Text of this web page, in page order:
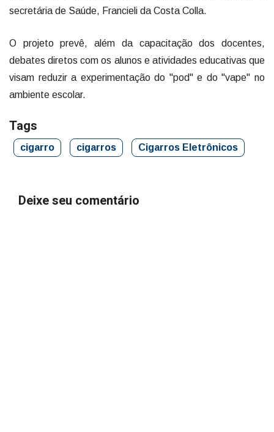
secretária de Saúde, Francieli da Costa Colla.
O projeto prevê, além da capacitação dos docentes,
debates diretos com os alunos e atividades educativas que
visam reduzir a experimentação do "pod" e do "vape" no
ambiente escolar.
Tags
cigarro cigarros Cigarros Eletrônicos
Deixe seu comentário